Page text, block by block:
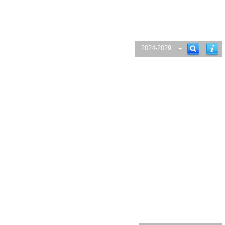
2024-2029